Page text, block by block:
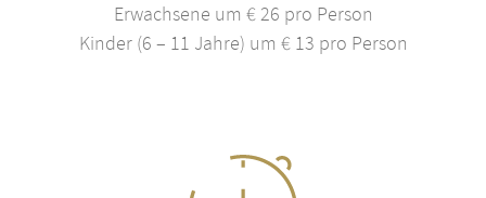
Erwachsene um € 26 pro Person
Kinder (6 – 11 Jahre) um € 13 pro Person